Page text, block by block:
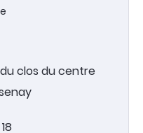
du clos du centre